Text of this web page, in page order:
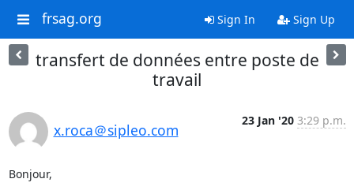
frsag.org Sign In Sign Up
transfert de données entre poste de
travail
x.roca＠sipleo.com
23 Jan '20 3:29 p.m.
Bonjour,